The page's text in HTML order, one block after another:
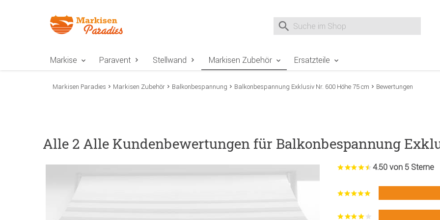
Suche nach
Markise Paravent Stellwand Markisen Zubehör Ersatzteile
Markisen Paradies Markisen Zubehör Balkonbespannung Balkonbespannung Exklusiv Nr. 600 Höhe 75 cm Bewertungen
Alle 2 Alle Kundenbewertungen für Balkonbespannung
4.50 von 5 Sterne